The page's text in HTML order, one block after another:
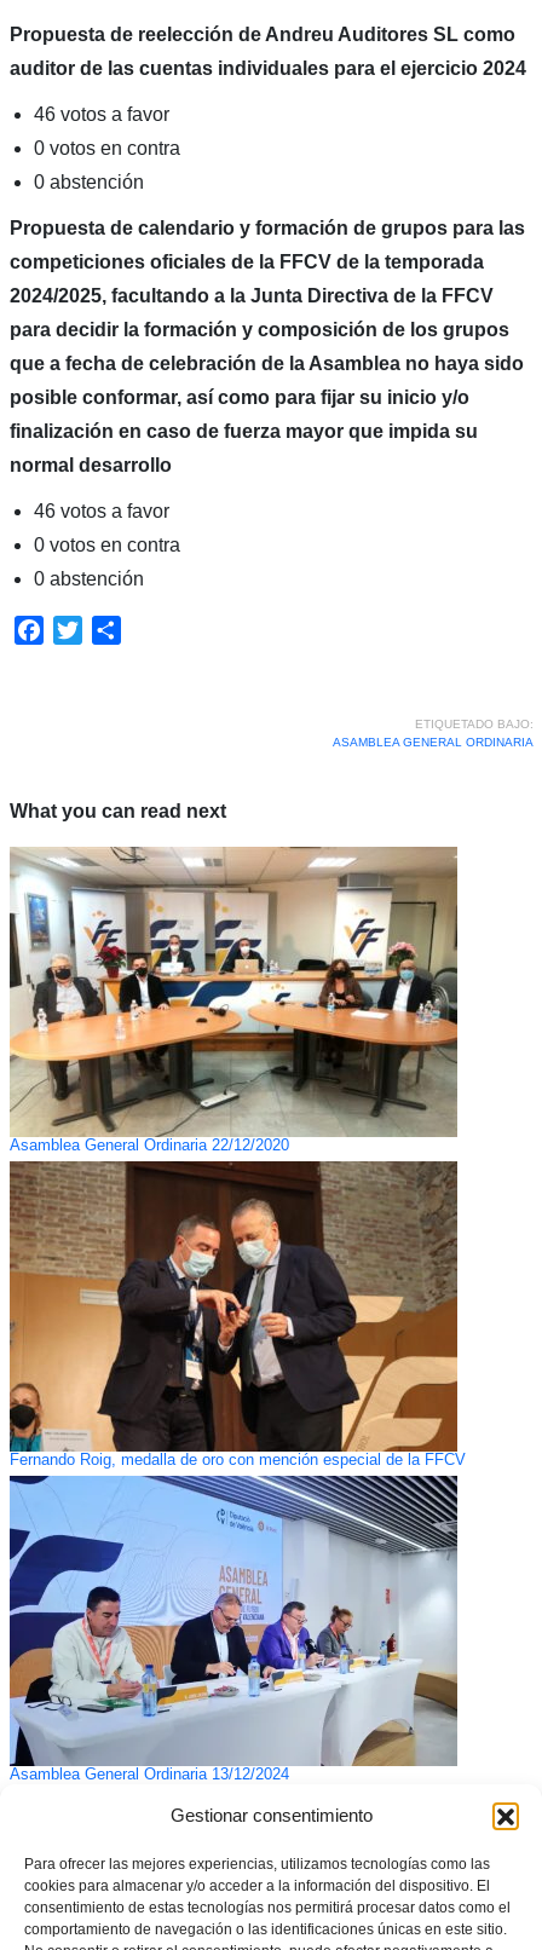
Gestionar consentimiento
Para ofrecer las mejores experiencias, utilizamos tecnologías como las
cookies para almacenar y/o acceder a la información del dispositivo. El
consentimiento de estas tecnologías nos permitirá procesar datos como el
comportamiento de navegación o las identificaciones únicas en este sitio.
Propuesta de reelección de Andreu Auditores SL como
auditor de las cuentas individuales para el ejercicio 2024
46 votos a favor
0 votos en contra
0 abstención
Propuesta de calendario y formación de grupos para las
competiciones oficiales de la FFCV de la temporada
2024/2025, facultando a la Junta Directiva de la FFCV
para decidir la formación y composición de los grupos
que a fecha de celebración de la Asamblea no haya sido
posible conformar, así como para fijar su inicio y/o
finalización en caso de fuerza mayor que impida su
normal desarrollo
46 votos a favor
0 votos en contra
0 abstención
Facebook
Twitter
ETIQUETADO BAJO:
ASAMBLEA GENERAL ORDINARIA
What you can read next
Asamblea General Ordinaria 22/12/2020
Fernando Roig, medalla de oro con mención especial de la FFCV
Asamblea General Ordinaria 13/12/2024